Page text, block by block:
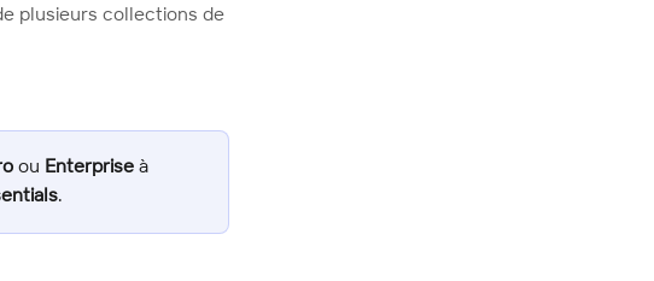
plusieurs collections de
ou Enterprise à
.